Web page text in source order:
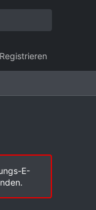
Registrieren
E-